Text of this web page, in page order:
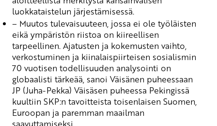
luokkataistelun järjestämisessä.
– Muutos tulevaisuuteen, jossa ei ole työläisten
eikä ympäristön riistoa on kiireellisen
tarpeellinen. Ajatusten ja kokemusten vaihto,
verkostuminen ja kiinalaispiirteisen sosialismin
70 vuotisen todellisuuden analysointi on
globaalisti tärkeää, sanoi Väisänen puheessaan
JP (Juha-Pekka) Väisäsen puheessa Pekingissä
kuultiin SKP:n tavoitteista toisenlaisen Suomen,
Euroopan ja paremman maailman